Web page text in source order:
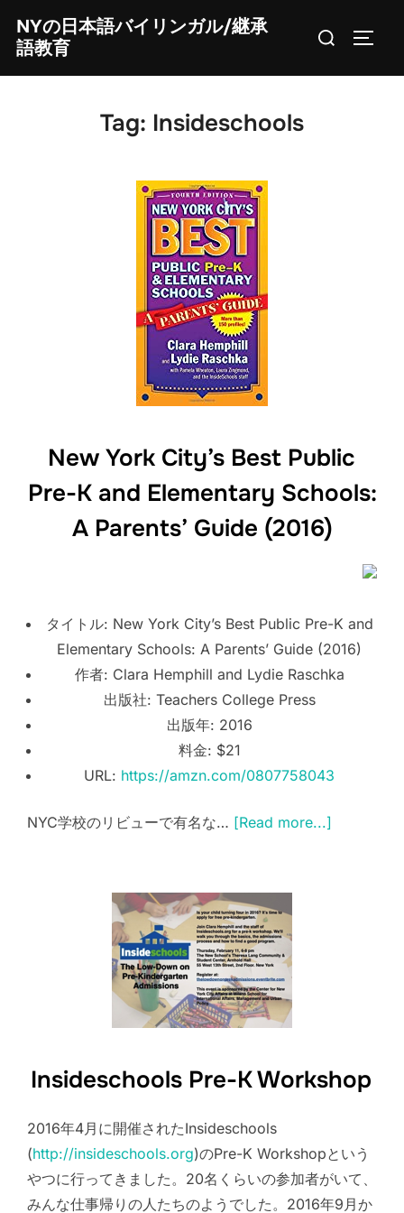
content
NYの日本語バイリンガル/継承
語教育
Search
Tag: Insideschools
New York City’s Best Public
Pre-K and Elementary Schools:
A Parents’ Guide (2016)
タイトル: New York City’s Best Public Pre-K and
Elementary Schools: A Parents’ Guide (2016)
作者: Clara Hemphill and Lydie Raschka
出版社: Teachers College Press
出版年: 2016
料金: $21
URL: https://amzn.com/0807758043
NYC学校のリビューで有名な… [Read more...]
Insideschools Pre-K Workshop
2016年4月に開催されたInsideschools
(http://insideschools.org)のPre-K Workshopという
やつに行ってきました。20名くらいの参加者がいて、
みんな仕事帰りの人たちのようでした。2016年9月か